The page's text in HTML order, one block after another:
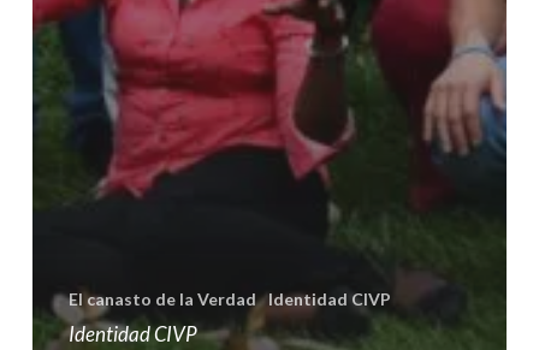
El canasto de la Verdad Identidad CIVP
Identidad CIVP